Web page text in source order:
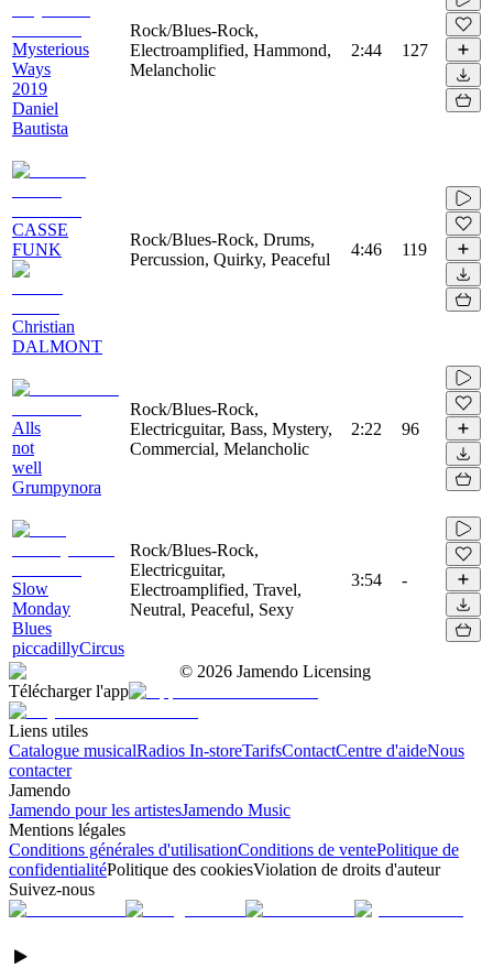
Mysterious
Ways
2019
Daniel
Bautista
Rock/Blues-Rock,
Electroamplified, Hammond,
Melancholic
2:44 127
CASSE
FUNK
Christian
DALMONT
Rock/Blues-Rock, Drums,
Percussion, Quirky, Peaceful
4:46 119
Alls
not
well
Grumpynora
Rock/Blues-Rock,
Electricguitar, Bass, Mystery,
Commercial, Melancholic
2:22 96
Slow
Monday
Blues
piccadillyCircus
Rock/Blues-Rock,
Electricguitar,
Electroamplified, Travel,
Neutral, Peaceful, Sexy
3:54 -
© 2026 Jamendo Licensing
Télécharger l'app
Liens utiles
Catalogue musicalRadios In-storeTarifsContactCentre d'aideNous
contacter
Jamendo
Jamendo pour les artistesJamendo Music
Mentions légales
Conditions générales d'utilisationConditions de ventePolitique de
confidentialitéPolitique des cookiesViolation de droits d'auteur
Suivez-nous